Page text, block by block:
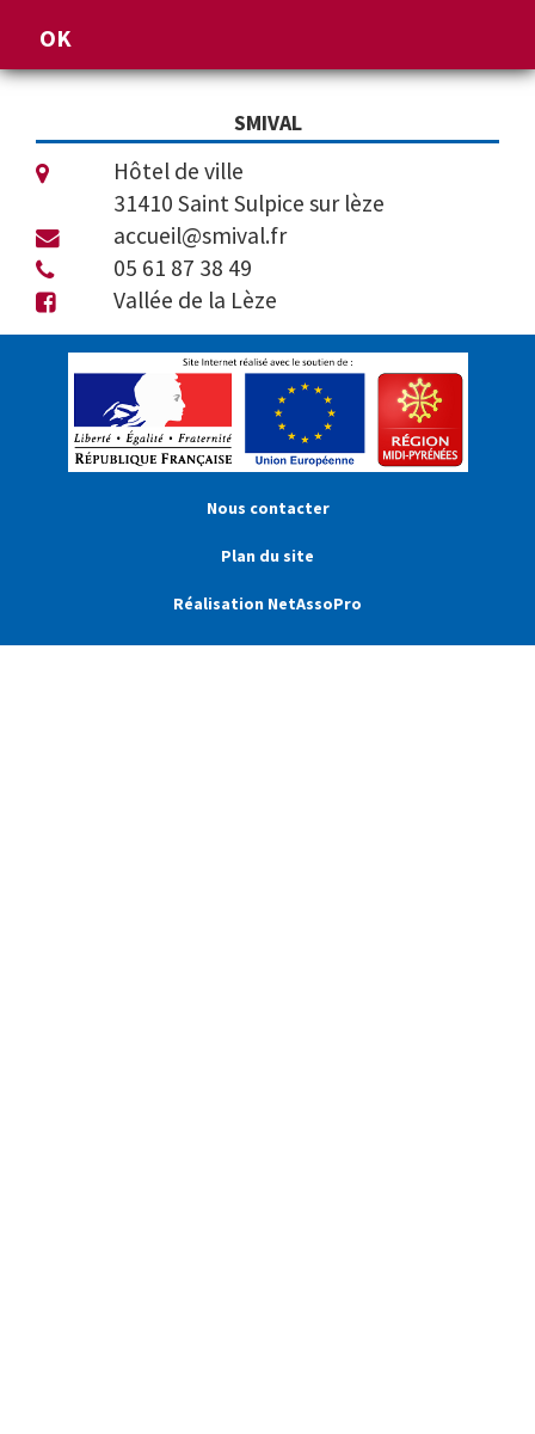
SMIVAL
Hôtel de ville
31410 Saint Sulpice sur lèze
accueil@smival.fr
05 61 87 38 49
Vallée de la Lèze
Nous contacter
Plan du site
Réalisation NetAssoPro